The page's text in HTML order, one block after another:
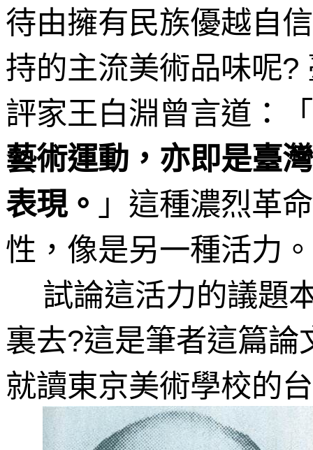
待由擁有民族優越自
持的主流美術品味呢?
評家王白淵曾言道：「
藝術運動，亦即是臺
表現。 」這種濃烈革
性，像是另一種活力。
試論這活力的議題
裏去?這是筆者這篇論
就讀東京美術學校的